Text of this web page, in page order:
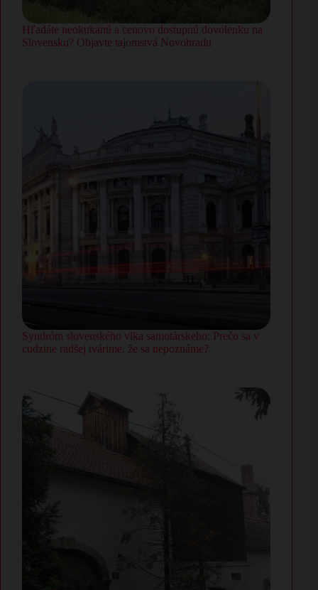
Hľadáte neokukanú a cenovo dostupnú dovolenku na
Slovensku? Objavte tajomstvá Novohradu
Syndróm slovenského vlka samotárskeho: Prečo sa v
cudzine radšej tvárime, že sa nepoznáme?